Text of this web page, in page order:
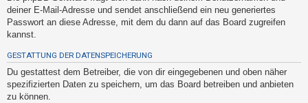
T
h
e
m
e
n
deiner E-Mail-Adresse und sendet anschließend ein neu generiertes
Passwort an diese Adresse, mit dem du dann auf das Board zugreifen
kannst.
GESTATTUNG DER DATENSPEICHERUNG
Du gestattest dem Betreiber, die von dir eingegebenen und oben näher
spezifizierten Daten zu speichern, um das Board betreiben und anbieten
zu können.